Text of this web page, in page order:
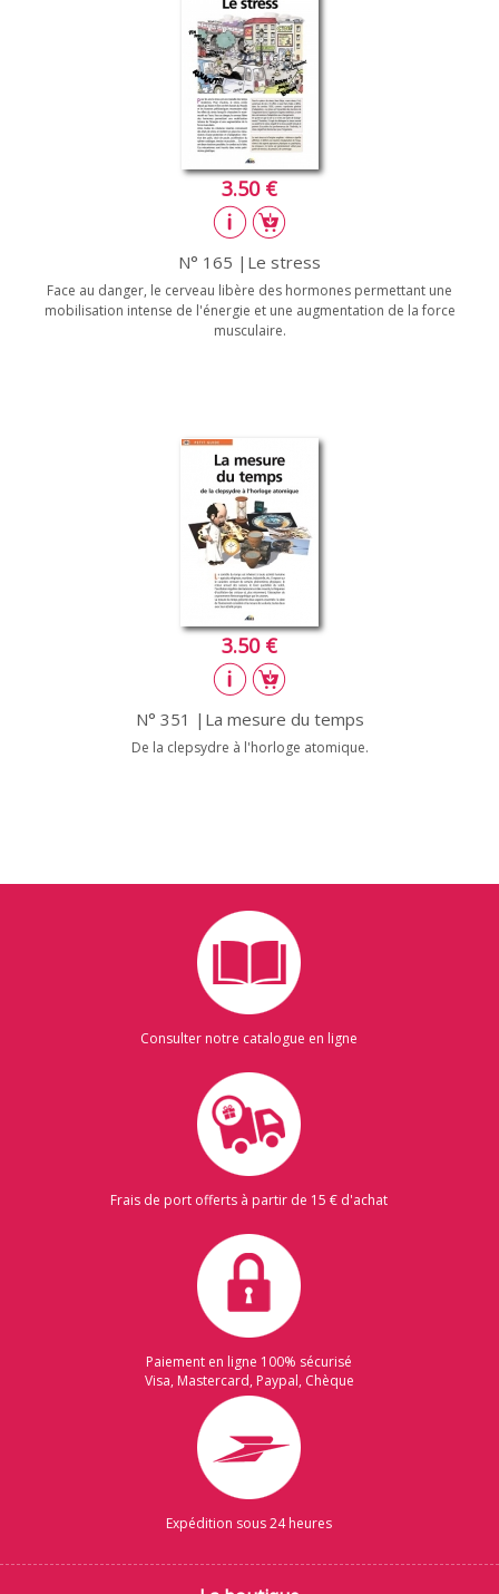
3.50 €
N° 165 |Le stress
Face au danger, le cerveau libère des hormones permettant une
mobilisation intense de l'énergie et une augmentation de la force
musculaire.
3.50 €
N° 351 |La mesure du temps
De la clepsydre à l'horloge atomique.
Consulter notre catalogue en ligne
Frais de port offerts à partir de 15 € d'achat
Paiement en ligne 100% sécurisé
Visa, Mastercard, Paypal, Chèque
Expédition sous 24 heures